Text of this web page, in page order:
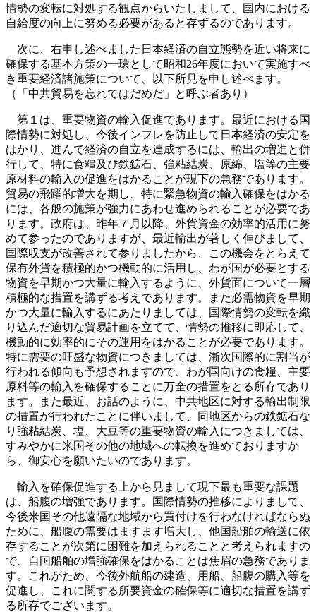
情勢の変転に対処する観点からいたしまして、国内における
自給度の向上に努める必要があると存ずるのであります。
次に、右申し述べました日本経済の自立態勢を近い将来に
確保する基本方策の一環として昭和26年度において実施すべ
き重要経済諸施策について、以下所見を申し述べます。
（「中共貿易を忘れてはだめだ」と呼ぶ者あり）
第１は、重要物資の輸入促進であります。最近における国
際情勢に対処し、今後インフレを防止して日本経済の安定を
はかり、進んで経済の自立を達成するには、輸出の増進と併
行して、特に食糧及び鉄鉱石、強粘結炭、原綿、塩等の主要
原材料の輸入の促進をはかることが現下の急務であります。
貿易の飛躍的増大を期し、特に緊急物資の輸入確保をはかる
には、各般の施策が強力にあわせ進められることが必要であ
ります。政府は、昨年７月以降、外貨資金の効率的活用に努
めて参ったのでありますが、最近輸出が著しく伸びまして、
国際収支が改善されて参りましたから、この機会をとらえて
保有外貨を積極的かつ機動的に活用し、わが国が必要とする
物資を早期かつ大量に輸入するように、外貨面について一層
積極的な措置を講ずる考えであります。また必需物資を早期
かつ大量に輸入するにあたりましては、国際情勢の変転を織
り込んだ適切な貿易計画を立てて、情勢の推移に即応して、
機動的に効率的にその運用をはかることが必要であります。
特に需要の旺盛な物資につきましては、漸次国際的に割当が
行われる傾向も予想されますので、わが国向けの食糧、主要
原料等の輸入を確保することに万全の措置をとる所存であり
ます。また最近、お話のように、中共地区に対する輸出制限
の措置が行われたことに伴いまして、同地区からの鉄鉱石な
り強粘結炭、塩、大豆等の重要物資の輸入につきましては、
すみやかに米国その他の地域への転換を進めておりますか
ら、御安心を願いたいのであります。
輸入を確保促進する上から見まして現下最も重要な課題
は、船腹の増強であります。国際情勢の推移によりまして、
今後米国その他遠隔な地域から買付けを行わなければならぬ
ために、船腹の需要はますます増大し、他国船舶の輸送に依
存することが次第に困難を加えられることと考えられますの
で、自国船舶の増強確保をはかることは焦眉の急務でありま
す。これがため、今後外航船の建造、用船、船腹の購入等を
促進し、これに関する所要資金の確保等に適切な措置を講ず
る所存でございます。